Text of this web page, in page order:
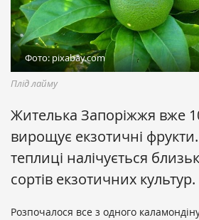
Фото: pixabay.com
Плід лайму
Жителька Запоріжжя вже
вирощує екзотичні фрукти.
теплиці налічується
сортів екзотичних культур.
Розпочалося все з одного